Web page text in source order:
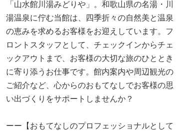
「山水館川湯みどりや」。和歌山県の名湯・川
湯温泉に佇む当館は、四季折々の自然美と温泉
の恵みを求めるお客様をお迎えしています。フ
ロントスタッフとして、チェックインからチェ
ックアウトまで、お客様の大切な旅のひととき
に寄り添うお仕事です。館内案内や周辺観光の
ご紹介など、心からのおもてなしでお客様の思
い出づくりをサポートしませんか？
ーー【おもてなしのプロフェッショナルとして